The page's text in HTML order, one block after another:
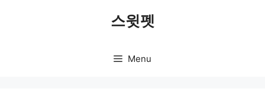
스윗펫
Menu